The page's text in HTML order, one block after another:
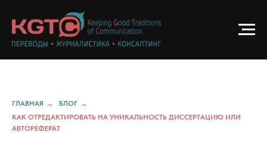
ГЛАВНАЯ → БЛОГ →
КАК ОТРЕДАКТИРОВАТЬ НА УНИКАЛЬНОСТЬ ДИССЕРТАЦИЮ ИЛИ
АВТОРЕФЕРАТ